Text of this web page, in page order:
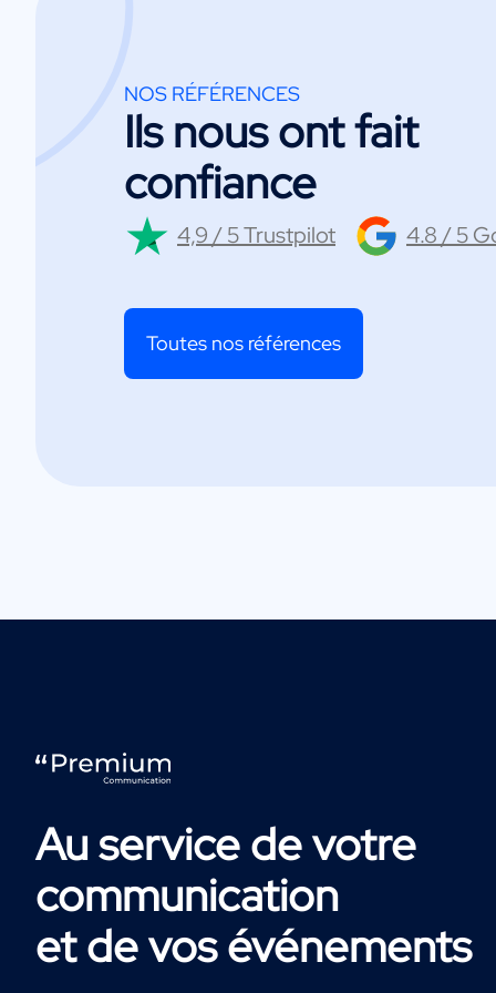
NOS RÉFÉRENCES
Ils nous ont fait
confiance
4,9 / 5 Trustpilot 4.8 / 5
Toutes nos références
Au service de votre
communication
et de vos événements